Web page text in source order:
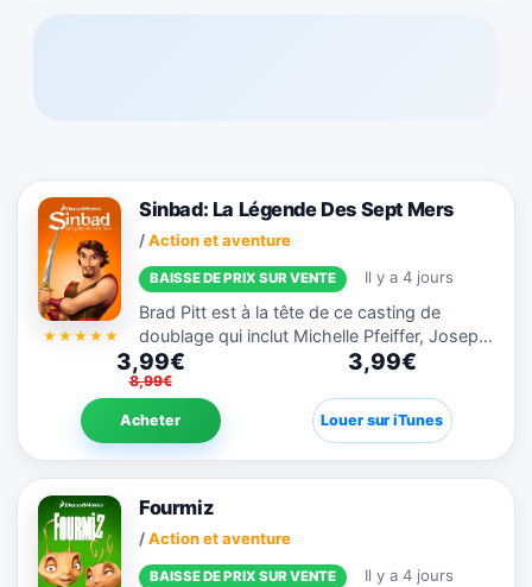
Sinbad: La Légende Des Sept Mers
/Action et aventure
BAISSE DE PRIX SUR VENTE Il y a 4 jours
Brad Pitt est à la tête de ce casting de
doublage qui inclut Michelle Pfeiffer, Joseph
Fiennes, Catherine Zeta-Jones et Dennis
Haysbert dans cette version animée épique
du classique. Au menu...
3,99€
8,99€
Acheter
3,99€
Louer sur iTunes
Fourmiz
/Action et aventure
BAISSE DE PRIX SUR VENTE Il y a 4 jours